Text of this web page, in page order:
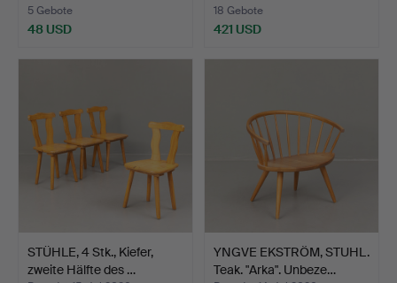
5 Gebote
48 USD
18 Gebote
421 USD
STÜHLE, 4 Stk., Kiefer,
zweite Hälfte des …
YNGVE EKSTRÖM, STUHL.
Teak. "Arka". Unbeze…